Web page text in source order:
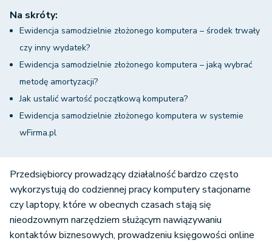
Na skróty:
Ewidencja samodzielnie złożonego komputera – środek trwały
czy inny wydatek?
Ewidencja samodzielnie złożonego komputera – jaką wybrać
metodę amortyzacji?
Jak ustalić wartość początkową komputera?
Ewidencja samodzielnie złożonego komputera w systemie
wFirma.pl
Przedsiębiorcy prowadzący działalność bardzo często
wykorzystują do codziennej pracy komputery stacjonarne
czy laptopy, które w obecnych czasach stają się
nieodzownym narzędziem służącym nawiązywaniu
kontaktów biznesowych, prowadzeniu księgowości online